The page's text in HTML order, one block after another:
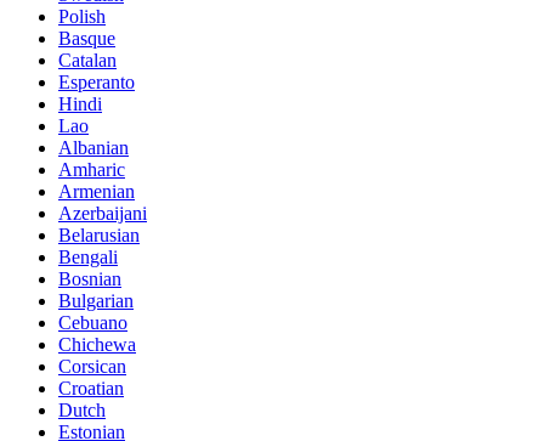
Polish
Basque
Catalan
Esperanto
Hindi
Lao
Albanian
Amharic
Armenian
Azerbaijani
Belarusian
Bengali
Bosnian
Bulgarian
Cebuano
Chichewa
Corsican
Croatian
Dutch
Estonian